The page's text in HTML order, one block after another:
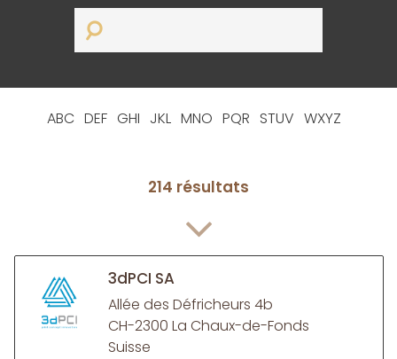
ABC DEF GHI JKL MNO PQR STUV WXYZ
214 résultats
3dPCI SA
Allée des Défricheurs 4b
CH-2300 La Chaux-de-Fonds
Suisse